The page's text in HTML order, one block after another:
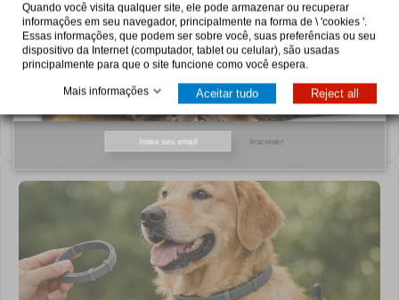
Inscrever
Pro Plan: como escolher a alimentação certa
Saiba como escolher Pro Plan para cães e gatos conforme
idade, porte e necessidades como digestão, pele, peso ou
saúde urinária, com critério em casa.
Quando você visita qualquer site, ele pode armazenar ou recuperar
informações em seu navegador, principalmente na forma de \ 'cookies '.
Essas informações, que podem ser sobre você, suas preferências ou seu
dispositivo da Internet (computador, tablet ou celular), são usadas
principalmente para que o site funcione como você espera.
Mais informações Aceitar tudo Reject all